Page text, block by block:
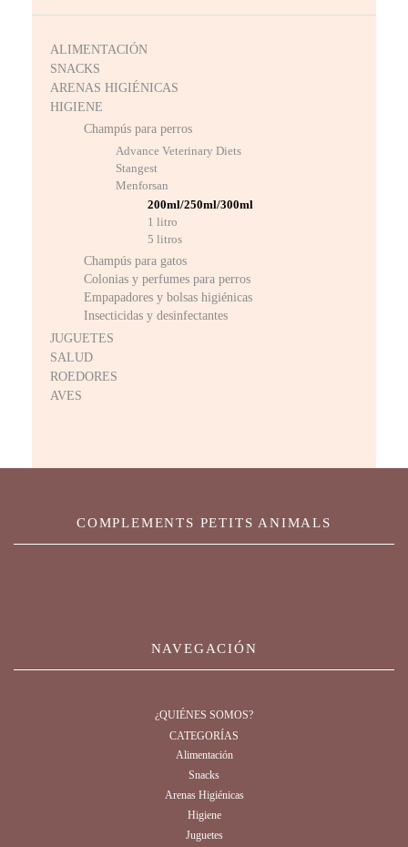
ALIMENTACIÓN
SNACKS
ARENAS HIGIÉNICAS
HIGIENE
Champús para perros
Advance Veterinary Diets
Stangest
Menforsan
200ml/250ml/300ml
1 litro
5 litros
Champús para gatos
Colonias y perfumes para perros
Empapadores y bolsas higiénicas
Insecticidas y desinfectantes
JUGUETES
SALUD
ROEDORES
AVES
COMPLEMENTS PETITS ANIMALS
NAVEGACIÓN
¿QUIÉNES SOMOS?
CATEGORÍAS
Alimentación
Snacks
Arenas Higiénicas
Higiene
Juguetes